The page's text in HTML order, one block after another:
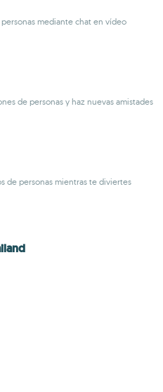
mediante chat en vídeo
de personas y haz nuevas amistades
de personas mientras te diviertes